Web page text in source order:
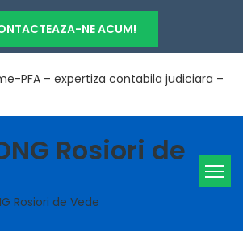
NE ACUM!
Rosiori de
Rosiori de Vede